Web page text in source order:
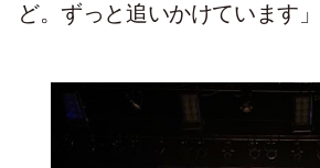
ど。ずっと追いかけています」